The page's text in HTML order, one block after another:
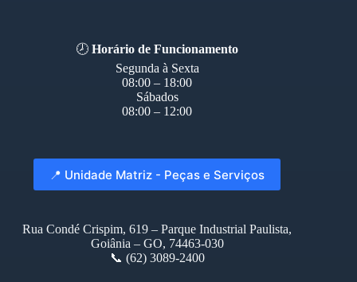
🕗Horário de Funcionamento
Segunda à Sexta
08:00 – 18:00
Sábados
08:00 – 12:00
📍 Unidade Matriz - Peças e Serviços
Rua Condé Crispim, 619 – Parque Industrial Paulista,
Goiânia – GO, 74463-030
📞 (62) 3089-2400